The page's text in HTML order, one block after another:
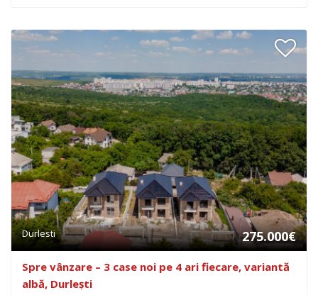
Durlesti 275.000€
Spre vânzare – 3 case noi pe 4 ari fiecare, variantă
albă, Durlești